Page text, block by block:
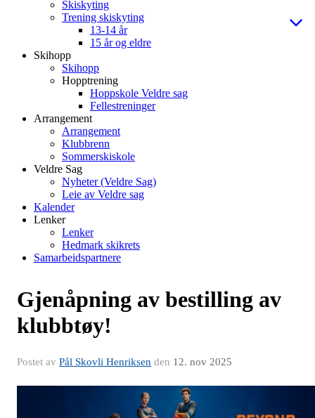
Skiskyting
Trening skiskyting
13-14 år
15 år og eldre
Skihopp
Skihopp
Hopptrening
Hoppskole Veldre sag
Fellestreninger
Arrangement
Arrangement
Klubbrenn
Sommerskiskole
Veldre Sag
Nyheter (Veldre Sag)
Leie av Veldre sag
Kalender
Lenker
Lenker
Hedmark skikrets
Samarbeidspartnere
Gjenåpning av bestilling av
klubbtøy!
Postet av Pål Skovli Henriksen den 12. nov 2025